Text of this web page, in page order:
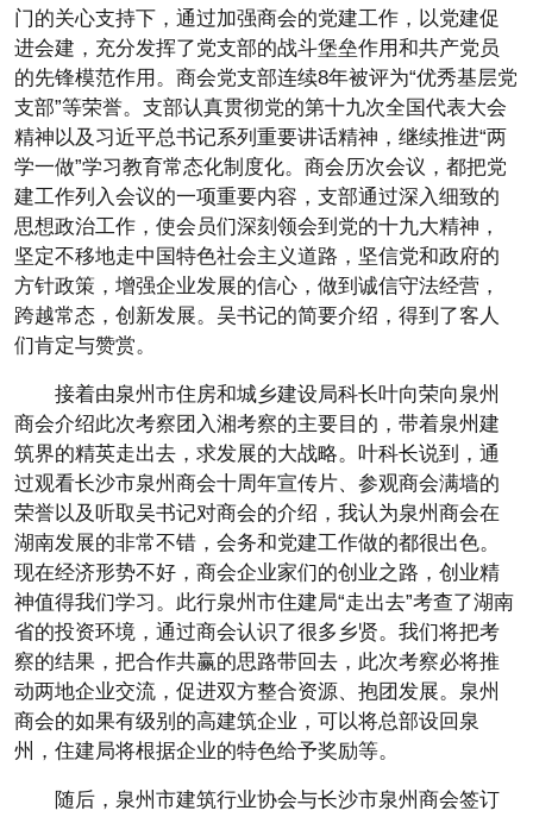
门的关心支持下，通过加强商会的党建工作，以党建促
进会建，充分发挥了党支部的战斗堡垒作用和共产党员
的先锋模范作用。商会党支部连续8年被评为“优秀基层党
支部”等荣誉。支部认真贯彻党的第十九次全国代表大会
精神以及习近平总书记系列重要讲话精神，继续推进“两
学一做”学习教育常态化制度化。商会历次会议，都把党
建工作列入会议的一项重要内容，支部通过深入细致的
思想政治工作，使会员们深刻领会到党的十九大精神，
坚定不移地走中国特色社会主义道路，坚信党和政府的
方针政策，增强企业发展的信心，做到诚信守法经营，
跨越常态，创新发展。吴书记的简要介绍，得到了客人
们肯定与赞赏。
接着由泉州市住房和城乡建设局科长叶向荣向泉州
商会介绍此次考察团入湘考察的主要目的，带着泉州建
筑界的精英走出去，求发展的大战略。叶科长说到，通
过观看长沙市泉州商会十周年宣传片、参观商会满墙的
荣誉以及听取吴书记对商会的介绍，我认为泉州商会在
湖南发展的非常不错，会务和党建工作做的都很出色。
现在经济形势不好，商会企业家们的创业之路，创业精
神值得我们学习。此行泉州市住建局“走出去”考查了湖南
省的投资环境，通过商会认识了很多乡贤。我们将把考
察的结果，把合作共赢的思路带回去，此次考察必将推
动两地企业交流，促进双方整合资源、抱团发展。泉州
商会的如果有级别的高建筑企业，可以将总部设回泉
州，住建局将根据企业的特色给予奖励等。
随后，泉州市建筑行业协会与长沙市泉州商会签订